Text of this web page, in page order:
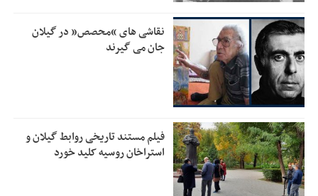
10:24 جهانگیر: امروز خبرنگاران ایران به عنوان خار چشم می‌درخشند
10:08
اتفاق عجیب در استقلال؛ امضای شجاعی پای صورت‌های مالی
٩ماه پس از استعفا
نقاشی های “محصص” در گیلان
جان می گیرند
فیلم مستند تاریخی روابط گیلان و
استراخان روسیه کلید خورد